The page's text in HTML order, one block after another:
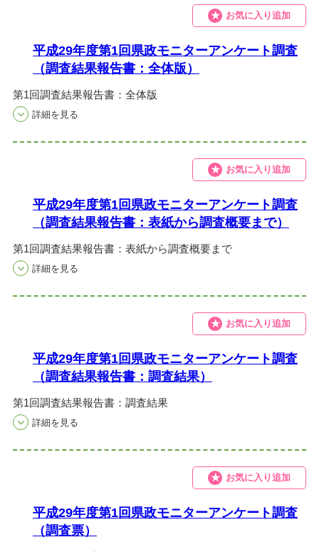
お気に入り追加
平成29年度第1回県政モニターアンケート調査
（調査結果報告書：全体版）
第1回調査結果報告書：全体版
お気に入り追加
平成29年度第1回県政モニターアンケート調査
（調査結果報告書：表紙から調査概要まで）
第1回調査結果報告書：表紙から調査概要まで
お気に入り追加
平成29年度第1回県政モニターアンケート調査
（調査結果報告書：調査結果）
第1回調査結果報告書：調査結果
お気に入り追加
平成29年度第1回県政モニターアンケート調査
（調査票）